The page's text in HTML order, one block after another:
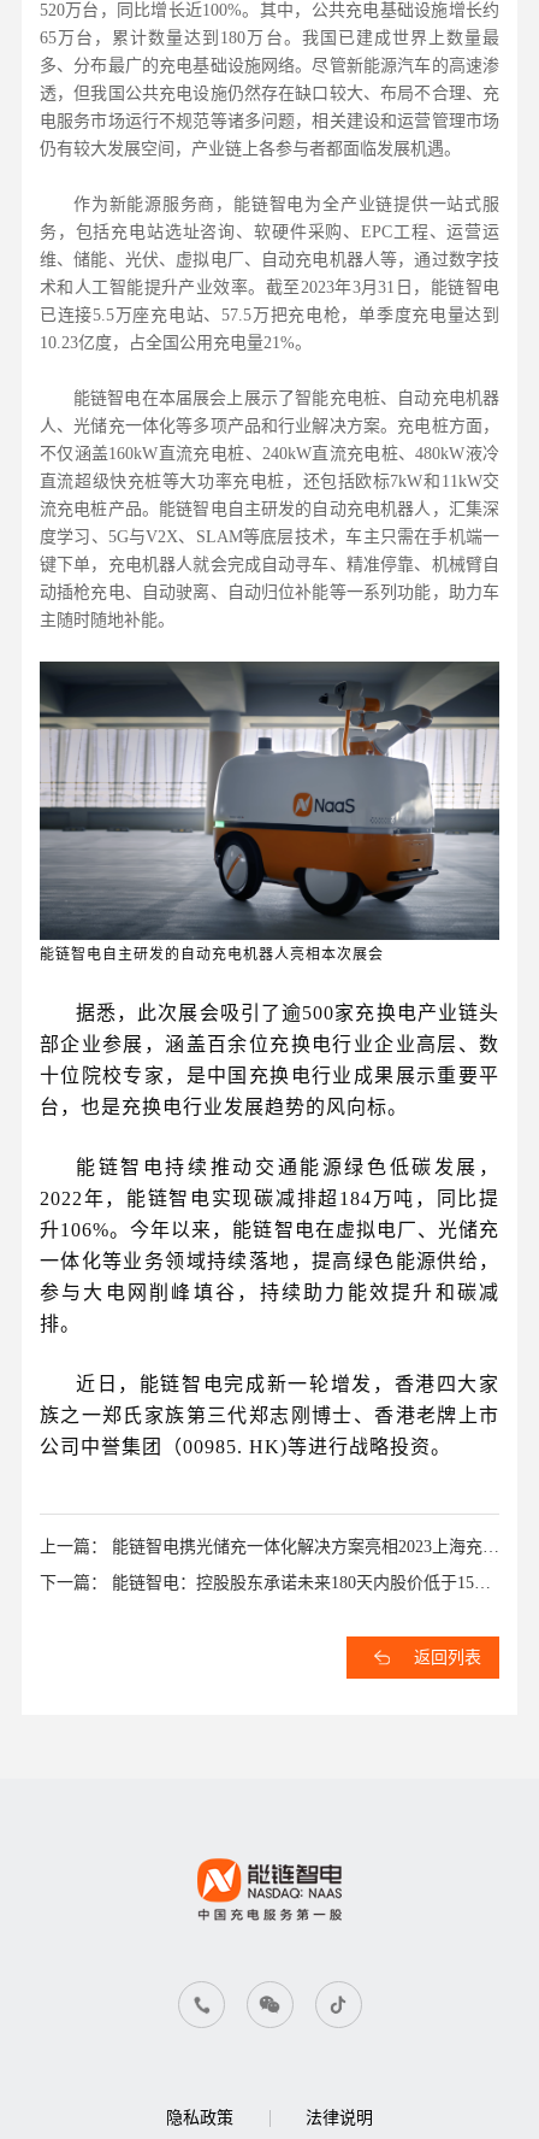
520万台，同比增长近100%。其中，公共充电基础设施增长约
65万台，累计数量达到180万台。我国已建成世界上数量最
多、分布最广的充电基础设施网络。尽管新能源汽车的高速渗
透，但我国公共充电设施仍然存在缺口较大、布局不合理、充
电服务市场运行不规范等诸多问题，相关建设和运营管理市场
仍有较大发展空间，产业链上各参与者都面临发展机遇。
作为新能源服务商，能链智电为全产业链提供一站式服
务，包括充电站选址咨询、软硬件采购、EPC工程、运营运
维、储能、光伏、虚拟电厂、自动充电机器人等，通过数字技
术和人工智能提升产业效率。截至2023年3月31日，能链智电
已连接5.5万座充电站、57.5万把充电枪，单季度充电量达到
10.23亿度，占全国公用充电量21%。
能链智电在本届展会上展示了智能充电桩、自动充电机器
人、光储充一体化等多项产品和行业解决方案。充电桩方面，
不仅涵盖160kW直流充电桩、240kW直流充电桩、480kW液冷
直流超级快充桩等大功率充电桩，还包括欧标7kW和11kW交
流充电桩产品。能链智电自主研发的自动充电机器人，汇集深
度学习、5G与V2X、SLAM等底层技术，车主只需在手机端一
键下单，充电机器人就会完成自动寻车、精准停靠、机械臂自
动插枪充电、自动驶离、自动归位补能等一系列功能，助力车
主随时随地补能。
能链智电自主研发的自动充电机器人亮相本次展会
据悉，此次展会吸引了逾500家充换电产业链头
部企业参展，涵盖百余位充换电行业企业高层、数
十位院校专家，是中国充换电行业成果展示重要平
台，也是充换电行业发展趋势的风向标。
能链智电持续推动交通能源绿色低碳发展，
2022年，能链智电实现碳减排超184万吨，同比提
升106%。今年以来，能链智电在虚拟电厂、光储充
一体化等业务领域持续落地，提高绿色能源供给，
参与大电网削峰填谷，持续助力能效提升和碳减
排。
近日，能链智电完成新一轮增发，香港四大家
族之一郑氏家族第三代郑志刚博士、香港老牌上市
公司中誉集团（00985. HK)等进行战略投资。
上一篇： 能链智电携光储充一体化解决方案亮相2023上海充换
电展
下一篇： 能链智电：控股股东承诺未来180天内股价低于15美
返回列表
隐私政策 法律说明